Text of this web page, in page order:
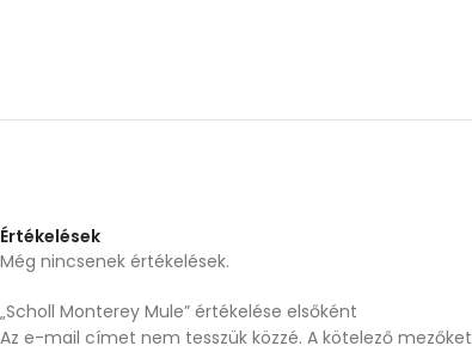
Értékelések
Még nincsenek értékelések.
„Scholl Monterey Mule” értékelése elsőként
Az e-mail címet nem tesszük közzé. A kötelező mezőket